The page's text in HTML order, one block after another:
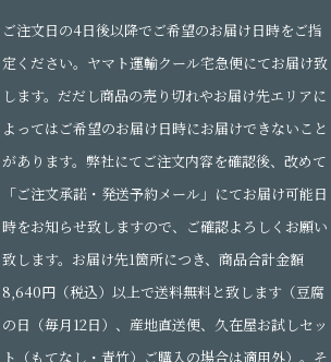
ご注文日の4日後以降でご希望のお届け日時をご指
定ください。ヤマト運輸クール宅急便にてお届け致
します。だだし商品の売り切れやお届け先エリアに
よってはご希望のお届け日時にお届けできないこと
があります。弊社にてご注文内容を確認後、改めて
「ご注文承諾・発送予約メール」にてお届け可能日
時をお知らせ致しますので、ご確認よろしくお願い
致します。お届け先1箇所につき、商品合計金額
8,640円（税込）以上で送料無料と致します（豆腐
の日（毎月12日）、産地直送便、久在屋お試しセッ
ト（もてなし・青竹）ご購入の場合は適用外）。そ